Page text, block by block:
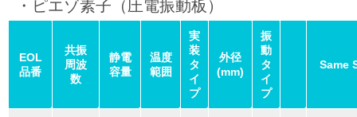
・ピエゾ素子（圧電振動板）
EOL
品番
共振
周波
数
静電
容量
温度
範囲
実
装
タ
イ
プ
外径
(mm)
振
動
タ
イ
プ
Same